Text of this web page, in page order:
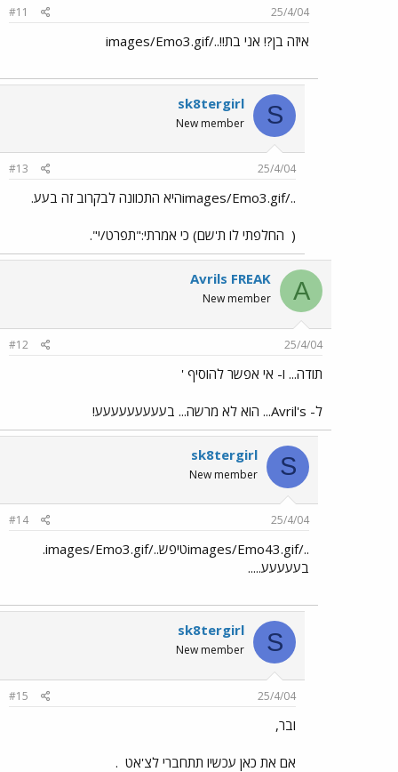
25/4/04
#11
איזה בן?! אני בת!!../images/Emo3.gif
S
sk8tergirl
New member
25/4/04
#13
../images/Emo3.gifהיא התכוונה לבקרוב זה בעע.
( החלפתי לו ת'שם) כי אמרתי:"תפרט/י".
A
Avrils FREAK
New member
25/4/04
#12
תודה... ו- אי אפשר להוסיף '
ל- Avril's... הוא לא מרשה... בעעעעעעעעע!
S
sk8tergirl
New member
25/4/04
#14
../images/Emo43.gifטיפש../images/Emo3.gif.
בעעעעע.....
S
sk8tergirl
New member
25/4/04
#15
ובר,
אם את כאן עכשיו תתחברי לצ'אט .